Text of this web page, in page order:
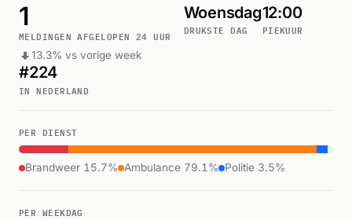
1
MELDINGEN AFGELOPEN 24 UUR
13.3% vs vorige week
Woensdag
DRUKSTE DAG
12:00
PIEKUUR
#224
IN NEDERLAND
PER DIENST
Brandweer 15.7% Ambulance 79.1% Politie 3.5%
PER WEEKDAG